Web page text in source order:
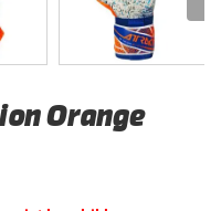
Orange